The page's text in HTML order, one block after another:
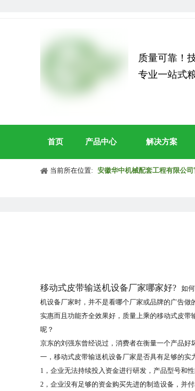
质量可靠！
专业一站式
首页 产品中心 解决方案
当前所在位置: 安徽华中机械配套工程有限公
移动式皮带输送机设备厂家哪家好?
如
机设备厂家时，并不是看哪个厂家或品牌的广告
实惠而且功能齐全效果好，质量上乘的移动式皮
呢？
京东的刘强东曾经说过，消费者在衡量一个产品
一，移动式皮带输送机设备厂家是否具有足够的
1，企业无法持续投入资金进行研发，产品型号和性
2，企业没有足够的资金购买先进的制造设备，并